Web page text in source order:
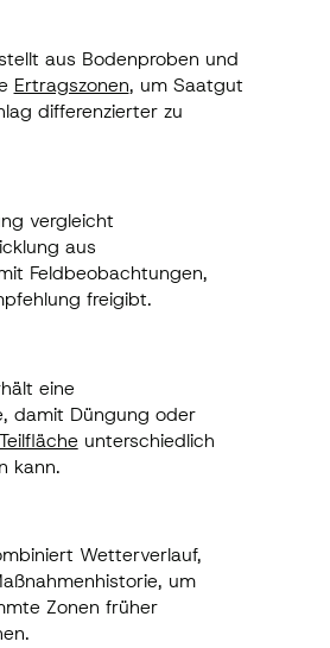
aus Bodenproben und
Ertragszonen, um Saatgut
differenzierter zu planen.
aus
mit Feldbeobachtungen,
freigibt.
eine
damit Düngung oder
Teilflächeunterschiedlich
kann.
kombiniert Wetterverlauf,
Maßnahmenhistorie, um
Zonen früher
aus Bodenproben und
Ertragszonen, um Saatgut
differenzierter zu
vergleicht
aus
Feldbeobachtungen,
freigibt.
eine
damit Düngung oder
unterschiedlich
kann.
Wetterverlauf,
um
Zonen früher